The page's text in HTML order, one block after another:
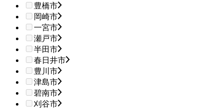
豊橋市
岡崎市
一宮市
瀬戸市
半田市
春日井市
豊川市
津島市
碧南市
刈谷市